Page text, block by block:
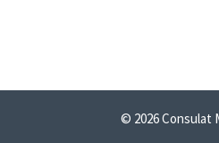
© 2026 Consulat